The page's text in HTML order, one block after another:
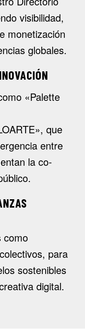
visibilidad,
monetización
globales.
«Palette
, que
entre
la co-
como
para
sostenibles
digital.